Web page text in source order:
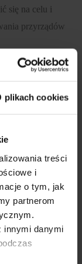
plikach cookies
treści
i
o tym, jak
partnerom
innymi danymi
się na celu i
przyrządów
obraz
optyki z
temu
lepszy
plamki, co
do